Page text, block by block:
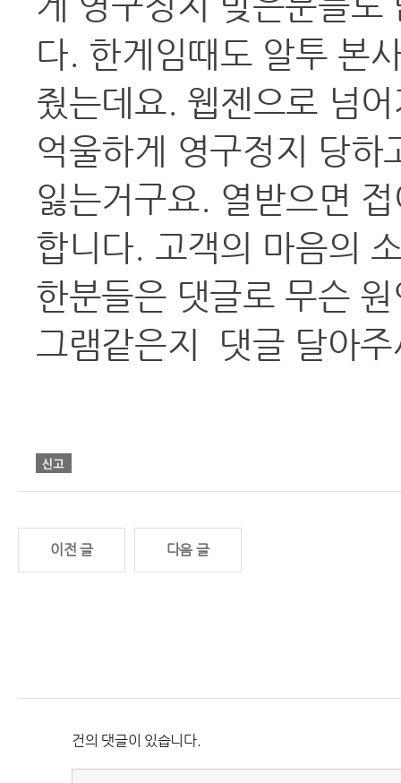
다. 한게임때도 알투 본
줬는데요. 웹젠으로 넘
억울하게 영구정지 당
잃는거구요. 열받으면
합니다. 고객의 마음의
한분들은 댓글로 무슨
그램같은지 댓글 달아
이전 글 다음 글
건의 댓글이 있습니다.